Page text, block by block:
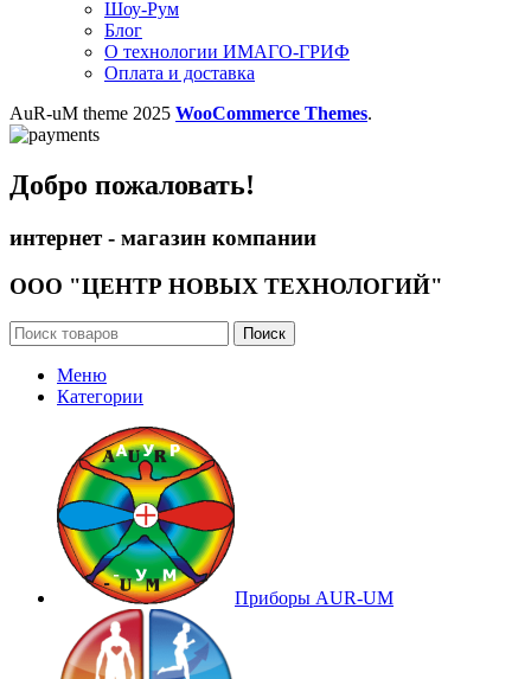
Шоу-Рум
Блог
О технологии ИМАГО-ГРИФ
Оплата и доставка
AuR-uM theme 2025 WooCommerce Themes.
Добро пожаловать!
интернет - магазин компании
ООО "ЦЕНТР НОВЫХ ТЕХНОЛОГИЙ"
Поиск
Меню
Категории
Приборы AUR-UM